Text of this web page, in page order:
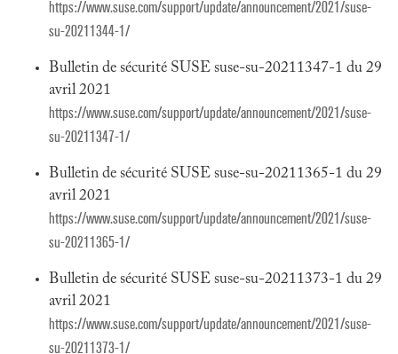
https://www.suse.com/support/update/announcement/2021/suse-
su-20211344-1/
Bulletin de sécurité SUSE suse-su-20211347-1 du 29
avril 2021
https://www.suse.com/support/update/announcement/2021/suse-
su-20211347-1/
Bulletin de sécurité SUSE suse-su-20211365-1 du 29
avril 2021
https://www.suse.com/support/update/announcement/2021/suse-
su-20211365-1/
Bulletin de sécurité SUSE suse-su-20211373-1 du 29
avril 2021
https://www.suse.com/support/update/announcement/2021/suse-
su-20211373-1/